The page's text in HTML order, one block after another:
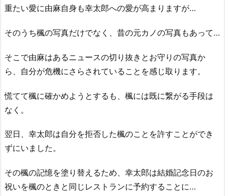
重たい愛に由麻自身も幸太郎への愛が高まりますが…
そのうち楓の写真だけでなく、昔の元カノの写真もあって…
そこで由麻はあるニュースの切り抜きとお守りの写真か
ら、自分が危機にさらされていることを感じ取ります。
慌てて楓に確かめようとするも、楓には既に繋がる手段は
なく。
翌日、幸太郎は自分を拒否した楓のことを許すことができ
ずにいました。
その楓の記憶を塗り替えるため、幸太郎は結婚記念日のお
祝いを楓のときと同じレストランに予約することに…